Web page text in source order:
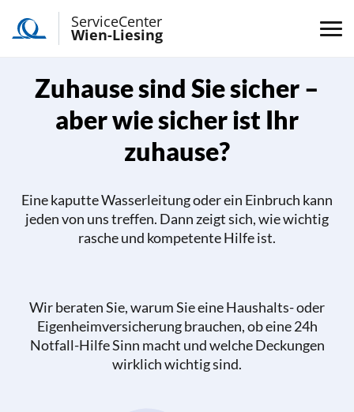
ServiceCenter
Wien-Liesing
Zuhause sind Sie sicher –
aber wie sicher ist Ihr
zuhause?
Eine kaputte Wasserleitung oder ein Einbruch kann
jeden von uns treffen. Dann zeigt sich, wie wichtig
rasche und kompetente Hilfe ist.
Wir beraten Sie, warum Sie eine Haushalts- oder
Eigenheimversicherung brauchen, ob eine 24h
Notfall-Hilfe Sinn macht und welche Deckungen
wirklich wichtig sind.